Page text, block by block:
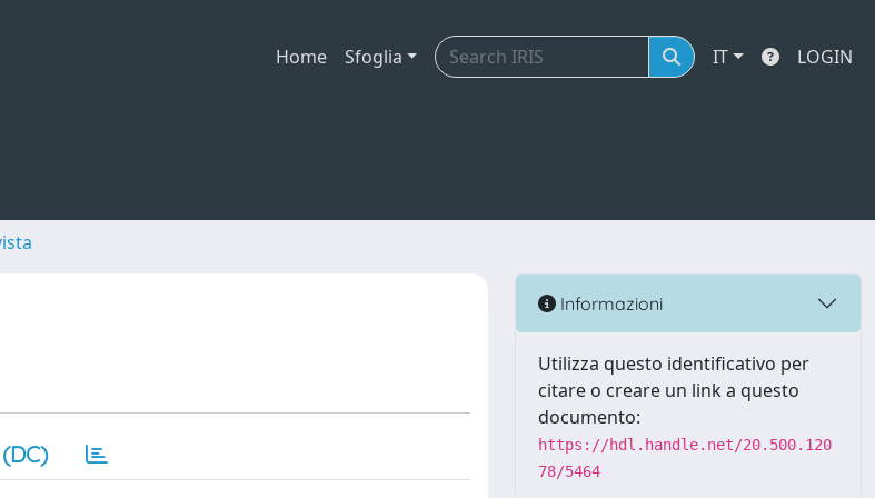
Home Sfoglia IT LOGIN
Informazioni
Utilizza questo identificativo per
citare o creare un link a questo
documento:
https://hdl.handle.net/20.500.120
78/5464